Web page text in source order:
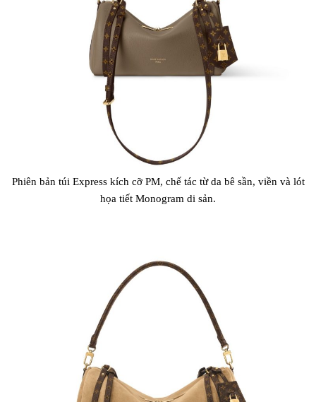
Phiên bản túi Express kích cỡ PM, chế tác từ da bê sần, viền và lót
họa tiết Monogram di sản.